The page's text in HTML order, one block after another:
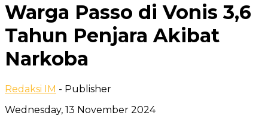
Warga Passo di Vonis 3,6
Tahun Penjara Akibat
Narkoba
Redaksi IM - Publisher
Wednesday, 13 November 2024